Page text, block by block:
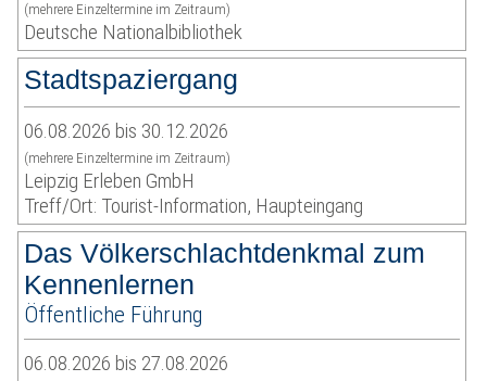
(mehrere Einzeltermine im Zeitraum)
Deutsche Nationalbibliothek
Stadtspaziergang
06.08.2026 bis 30.12.2026
(mehrere Einzeltermine im Zeitraum)
Leipzig Erleben GmbH
Treff/Ort: Tourist-Information, Haupteingang
Das Völkerschlachtdenkmal zum
Kennenlernen
Öffentliche Führung
06.08.2026 bis 27.08.2026